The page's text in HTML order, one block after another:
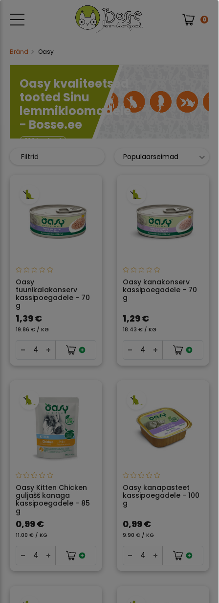
0
Bränd Oasy
Oasy kvaliteetsed
tooted Sinu
lemmikloomadele
- Bosse.ee
162 kaubad
Filtrid Populaarseimad
Oasy
tuunikalakonserv
kassipoegadele - 70
g
1,39 €
19.86 € / KG
Oasy kanakonserv
kassipoegadele - 70
g
1,29 €
18.43 € / KG
Oasy Kitten Chicken
guljašš kanaga
kassipoegadele - 85
g
0,99 €
11.00 € / KG
Oasy kanapasteet
kassipoegadele - 100
g
0,99 €
9.90 € / KG